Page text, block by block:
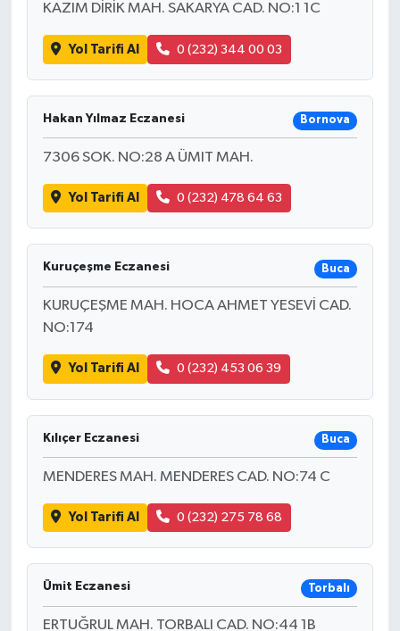
KAZIM DİRİK MAH. SAKARYA CAD. NO:1 1C
Yol Tarifi Al 0 (232) 344 00 03
Hakan Yılmaz Eczanesi Bornova
7306 SOK. NO:28 A ÜMIT MAH.
Yol Tarifi Al 0 (232) 478 64 63
Kuruçeşme Eczanesi Buca
KURUÇEŞME MAH. HOCA AHMET YESEVİ CAD.
NO:174
Yol Tarifi Al 0 (232) 453 06 39
Kılıçer Eczanesi Buca
MENDERES MAH. MENDERES CAD. NO:74 C
Yol Tarifi Al 0 (232) 275 78 68
Ümit Eczanesi Torbalı
ERTUĞRUL MAH. TORBALI CAD. NO:44 1B